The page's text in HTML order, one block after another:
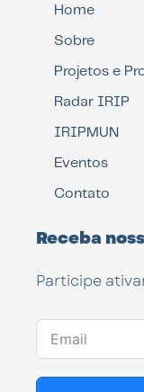
Home
Sobre
Projetos e
Radar IRIP
IRIPMUN
Eventos
Contato
Receba
Participe